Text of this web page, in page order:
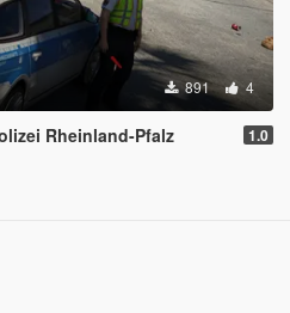
891 4
Rheinland-Pfalz 1.0